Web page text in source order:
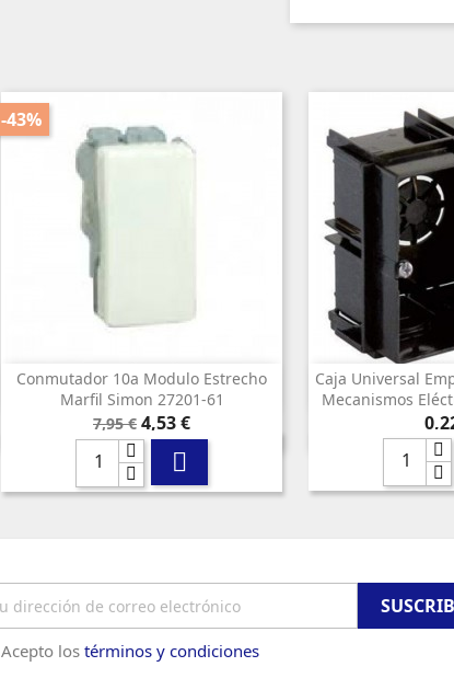
Conmutador 10a Modulo Estrecho
Marfil Simon 27201-61
Precio
base
7,95 €
-43%
Precio
4,53 €

 Vista rápida
Caja Universal
Mecanismos

Acepto lostérminos y condiciones